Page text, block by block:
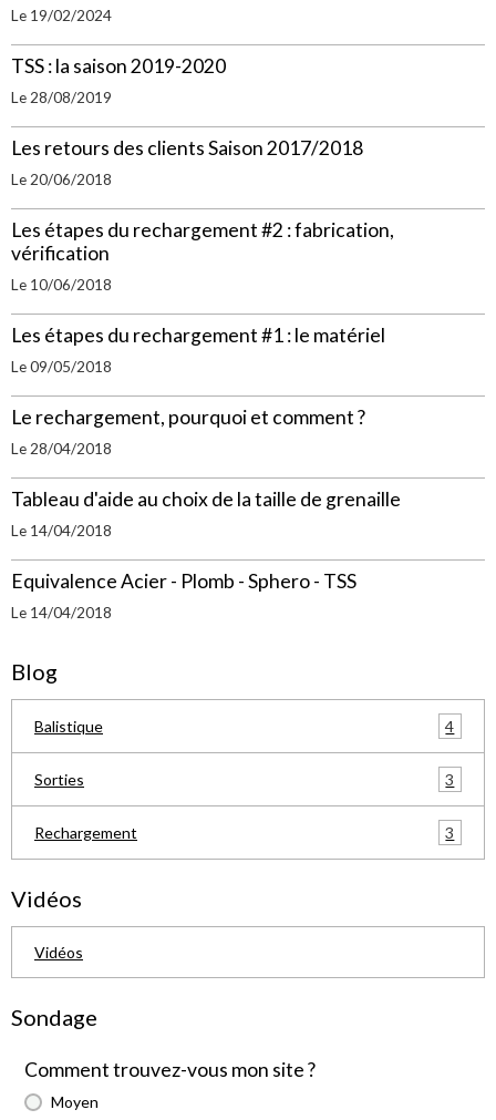
Le 19/02/2024
TSS : la saison 2019-2020
Le 28/08/2019
Les retours des clients Saison 2017/2018
Le 20/06/2018
Les étapes du rechargement #2 : fabrication,
vérification
Le 10/06/2018
Les étapes du rechargement #1 : le matériel
Le 09/05/2018
Le rechargement, pourquoi et comment ?
Le 28/04/2018
Tableau d'aide au choix de la taille de grenaille
Le 14/04/2018
Equivalence Acier - Plomb - Sphero - TSS
Le 14/04/2018
Blog
Balistique 4
Sorties 3
Rechargement 3
Vidéos
Vidéos
Sondage
Comment trouvez-vous mon site ?
Moyen